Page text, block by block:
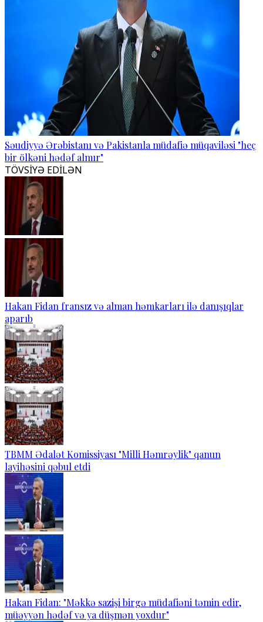
Səudiyyə Ərəbistanı və Pakistanla müdafiə müqaviləsi "heç
bir ölkəni hədəf almır"
TÖVSİYƏ EDİLƏN
Hakan Fidan fransız və alman həmkarları ilə danışıqlar
aparıb
TBMM Ədalət Komissiyası "Milli Həmrəylik" qanun
layihəsini qəbul etdi
Hakan Fidan: "Məkkə sazişi birgə müdafiəni təmin edir,
müəyyən hədəf və ya düşmən yoxdur"